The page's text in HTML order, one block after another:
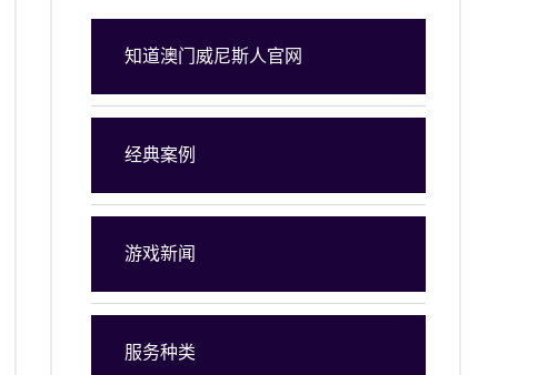
知道澳门威尼斯人官网
经典案例
游戏新闻
服务种类